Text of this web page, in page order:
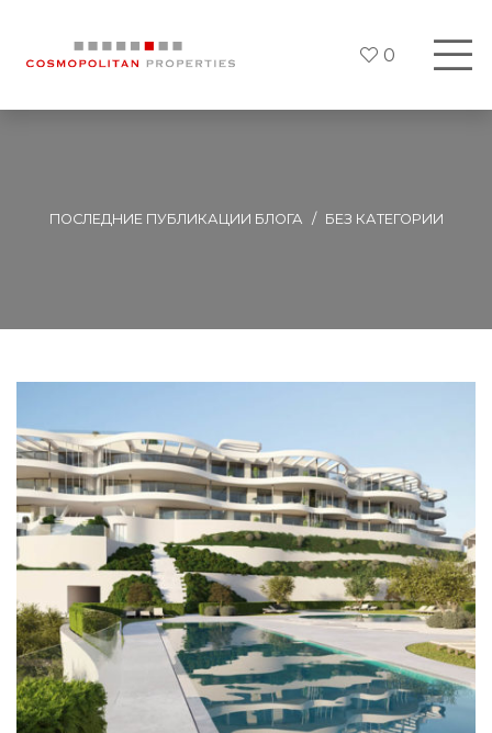
0
ПОСЛЕДНИЕ ПУБЛИКАЦИИ БЛОГА БЕЗ КАТЕГОРИИ